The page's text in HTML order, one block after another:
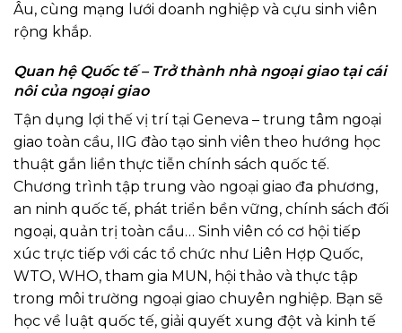
Âu, cùng mạng lưới doanh nghiệp và cựu sinh viên
rộng khắp.
Quan hệ Quốc tế – Trở thành nhà ngoại giao tại cái
nôi của ngoại giao
Tận dụng lợi thế vị trí tại Geneva – trung tâm ngoại
giao toàn cầu, IIG đào tạo sinh viên theo hướng học
thuật gắn liền thực tiễn chính sách quốc tế.
Chương trình tập trung vào ngoại giao đa phương,
an ninh quốc tế, phát triển bền vững, chính sách đối
ngoại, quản trị toàn cầu… Sinh viên có cơ hội tiếp
xúc trực tiếp với các tổ chức như Liên Hợp Quốc,
WTO, WHO, tham gia MUN, hội thảo và thực tập
trong môi trường ngoại giao chuyên nghiệp. Bạn sẽ
học về luật quốc tế, giải quyết xung đột và kinh tế